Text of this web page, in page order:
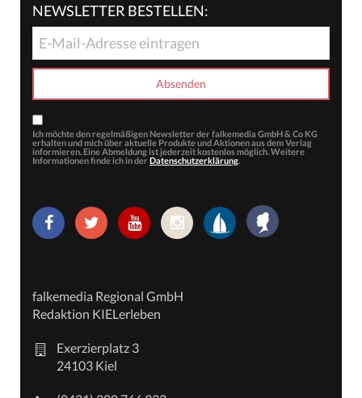
NEWSLETTER BESTELLEN:
Ich möchte den regelmäßigen Newsletter der falkemedia GmbH & Co KG
erhalten und mich über aktuelle Produkte und Aktionen aus dem Verlag
informieren. Eine Abmeldung ist jederzeit kostenlos möglich. Weitere
Informationen finde ich in der Datenschutzerklärung.
falkemedia Regional GmbH
Redaktion KIELerleben
Exerzierplatz 3
24103 Kiel